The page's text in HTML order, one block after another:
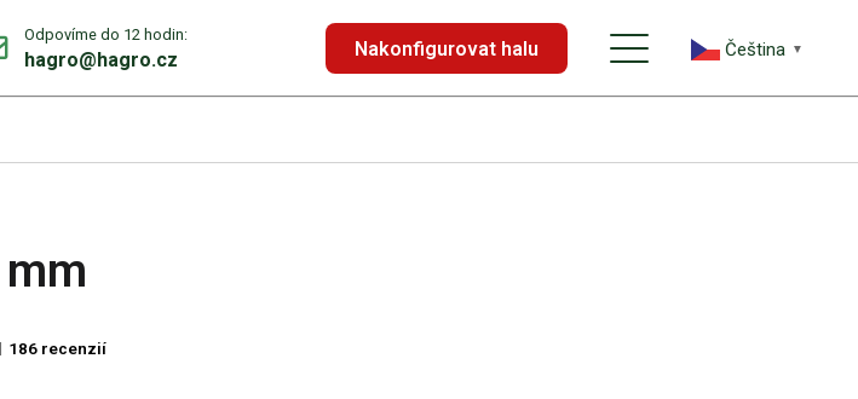
Odpovíme do 12 hodin:
hagro@hagro.cz Nakonfigurovat halu Čeština‎ ▼
186 recenzií